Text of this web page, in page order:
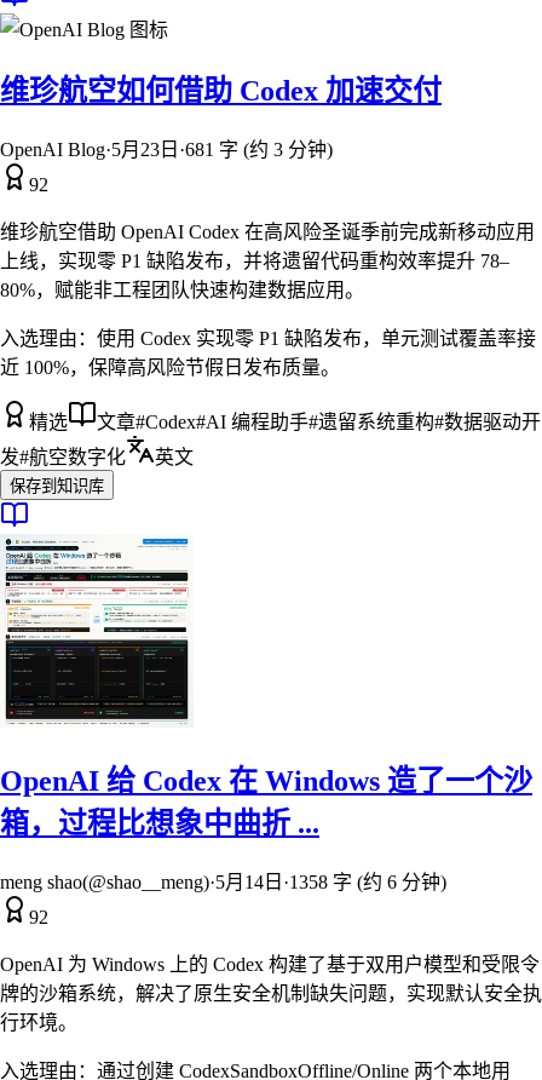
维珍航空如何借助 Codex 加速交付
OpenAI Blog·5月23日 ·681 字 (约 3 分钟)
92
维珍航空借助 OpenAI Codex 在高风险圣诞季前完成新移动应用
上线，实现零 P1 缺陷发布，并将遗留代码重构效率提升 78–
80%，赋能非工程团队快速构建数据应用。
入选理由： 使用 Codex 实现零 P1 缺陷发布，单元测试覆盖率接
近 100%，保障高风险节假日发布质量。
精选 文章#Codex#AI 编程助手#遗留系统重构#数据驱动开
发#航空数字化 英文
保存到知识库
OpenAI 给 Codex 在 Windows 造了一个沙
箱，过程比想象中曲折 ...
meng shao(@shao__meng)·5月14日 ·1358 字 (约 6 分钟)
92
OpenAI 为 Windows 上的 Codex 构建了基于双用户模型和受限令
牌的沙箱系统，解决了原生安全机制缺失问题，实现默认安全执
行环境。
入选理由： 通过创建 CodexSandboxOffline/Online 两个本地用